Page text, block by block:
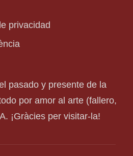
privacidad
pasado y presente de la
por amor al arte (fallero,
¡Gràcies per visitar-la!